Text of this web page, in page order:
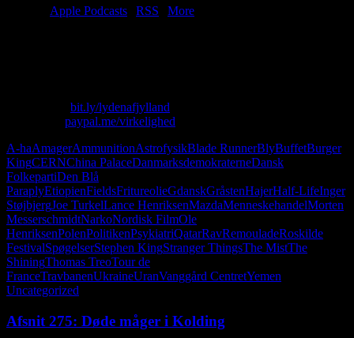
Apple Podcasts RSS
More
bit.ly/lydenafjylland
paypal.me/virkelighed
A-haAmagerAmmunitionAstrofysikBlade RunnerBlyBuffetBurger
KingCERNChina PalaceDanmarksdemokraterneDansk
FolkepartiDen Blå
ParaplyEtiopienFieldsFritureolieGdanskGråstenHajerHalf-LifeInger
StøjbjergJoe TurkelLance HenriksenMazdaMenneskehandelMorten
MesserschmidtNarkoNordisk FilmOle
HenriksenPolenPolitikenPsykiatriQatarRavRemouladeRoskilde
FestivalSpøgelserStephen KingStranger ThingsThe MistThe
ShiningThomas TreoTour de
FranceTravbanenUkraineUranVanggård CentretYemen
Uncategorized
Afsnit 275: Døde måger i Kolding